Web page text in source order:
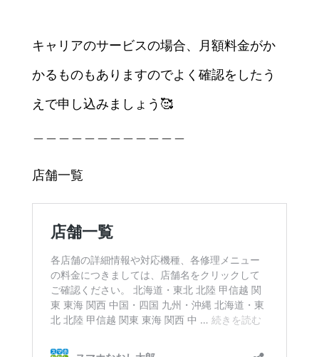
キャリアのサービスの場合、月額料金がか
かるものもありますのでよく確認をしたう
えで申し込みましょう🥰
店舗一覧